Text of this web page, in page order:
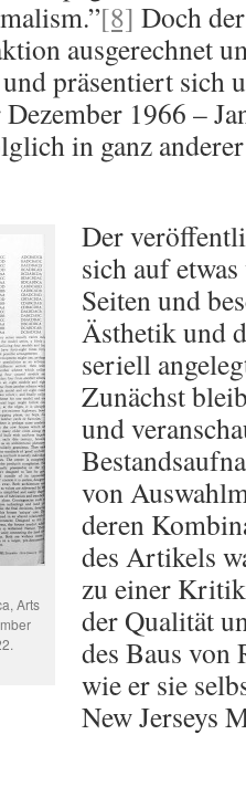
[8] Doch
ausgerechnet
und präsentiert sich
1966 –
in ganz
Arts
Der
sich auf
Seiten und
Ästhetik und
seriell
Zunächst
und
von
deren
des Artikels
zu einer
der Qualität
des Baus von
wie er sie
New Jerseys